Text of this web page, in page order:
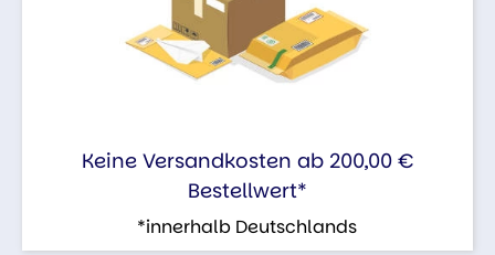
Keine Versandkosten ab 200,00 €
Bestellwert*
*innerhalb Deutschlands